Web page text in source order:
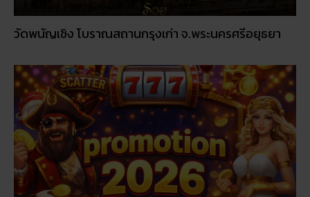
วัดพนัญเชิง โบราณสถานกรุงเก่า จ.พระนครศรีอยุธยา